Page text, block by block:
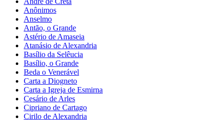
Anônimos
Anselmo
Antão, o Grande
Astério de Amaseia
Atanásio de Alexandria
Basílio da Selêucia
Basílio, o Grande
Beda o Venerável
Carta a Diogneto
Carta a Igreja de Esmirna
Cesário de Arles
Cipriano de Cartago
Cirilo de Alexandria